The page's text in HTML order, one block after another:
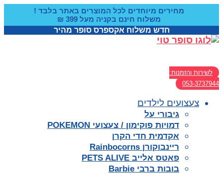
מחירים מיוחדים לכל המוצרים באתר בלבד !
משלוח חינם בקניה מעל 399 ₪
חדש משלוח אקספרס סופר מהיר
לשירות והזמנות:
053-3737944
צעצועים לילדים
גיבורי על
דמויות פוקימון / צעצועי POKEMON
אקדמית חדי הקרן
ריינבוקורן Rainbocorns
פאטס אלייב PETS ALIVE
בובות ברבי Barbie